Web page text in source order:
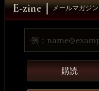
メールマガジン
購読